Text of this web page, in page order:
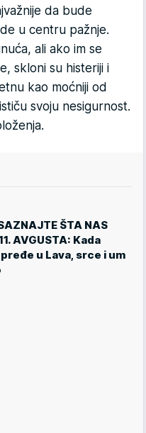
da bude
u centru pažnje.
ali ako im se
skloni su histeriji i
kao moćniji od
svoju nesigurnost.
ŠTA NAS
AVGUSTA: Kada
u Lava, srce i um